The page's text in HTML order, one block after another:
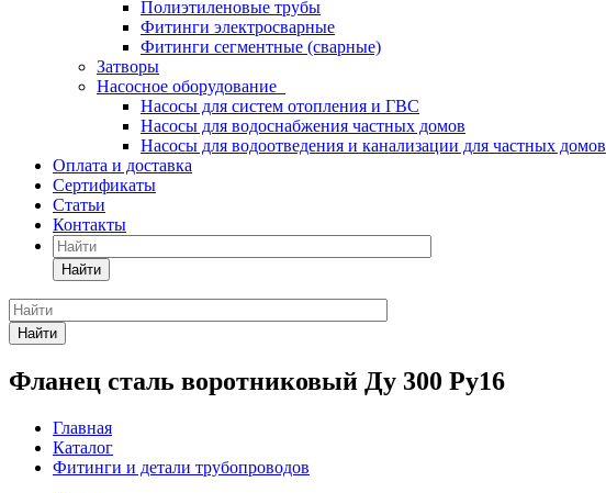
Полиэтиленовые трубы
Фитинги электросварные
Фитинги сегментные (сварные)
Затворы
Насосное оборудование
Насосы для систем отопления и ГВС
Насосы для водоснабжения частных домов
Насосы для водоотведения и канализации для частных домов
Оплата и доставка
Сертификаты
Статьи
Контакты
Найти
Найти
Фланец сталь воротниковый Ду 300 Ру16
Главная
Каталог
Фитинги и детали трубопроводов